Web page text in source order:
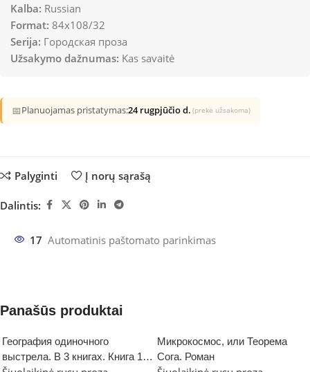
Kalba: Russian
Format: 84x108/32
Serija: Городская проза
Užsakymo dažnumas: Kas savaitė
📅Planuojamas pristatymas:24 rugpjūčio d. (prekė užsakoma)
Palyginti Į norų sąrašą
Dalintis:
17 Automatinis paštomato parinkimas
Panašūs produktai
География одиночного
выстрела. В 3 книгах. Книга 1.
Микрокосмос, или Теорема
Сога. Роман